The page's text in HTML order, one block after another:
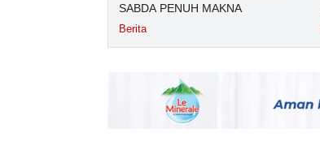
SABDA PENUH MAKNA
Berita